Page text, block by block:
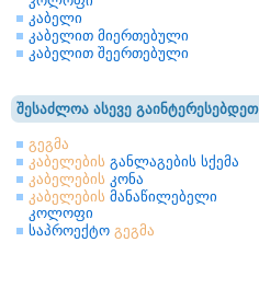
კაბელი
კაბელით მიერთებული
კაბელით შეერთებული
შესაძლოა ასევე გაინტერესებდეთ
გეგმა
კაბელების განლაგების სქემა
კაბელების კონა
კაბელების მანაწილებელი
კოლოფი
საპროექტო გეგმა